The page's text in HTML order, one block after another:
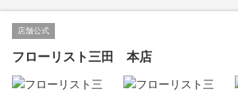
店舗公式
フローリスト三田 本店